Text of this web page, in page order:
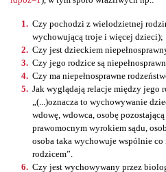
Czy pochodzi z wielodzietnej
wychowującą troje i więcej dzieci);
Czy jest dzieckiem
Czy jego rodzice są
Czy ma niepełnosprawne
Jak wyglądają relacje między jego
„(...)oznacza to wychowywanie
wdowę, wdowca, osobę
prawomocnym wyrokiem sądu,
osoba taka wychowuje wspólnie
rodzicem”.
Czy jest wychowywany przez